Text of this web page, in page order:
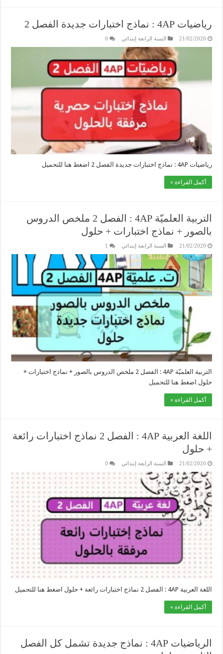
رياضيات 4AP : نماذج اختبارات جديدة الفصل 2
21/02/2020 السنة الرابعة إبتدائي 0
رياضيات 4AP : نماذج اختبارات جديدة الفصل 2 اضغط هنا للتحميل
أكمل القراءة »
التربية العلميّة 4AP : الفصل 2 ملخص الدروس
بالصور + نماذج اختبارات + حلول
21/02/2020 السنة الرابعة إبتدائي 1
التربية العلميّة 4AP : الفصل 2 ملخص الدروس بالصور + نماذج اختبارات +
حلول اضغط هنا للتحميل
أكمل القراءة »
اللغة العربية 4AP : الفصل 2 نماذج اختبارات رائعة
+ حلول
21/02/2020 السنة الرابعة إبتدائي 0
اللغة العربية 4AP : الفصل 2 نماذج اختبارات رائعة + حلول اضغط هنا للتحميل
أكمل القراءة »
الرياضيات 4AP : نماذج جديدة تشمل كل الفصل